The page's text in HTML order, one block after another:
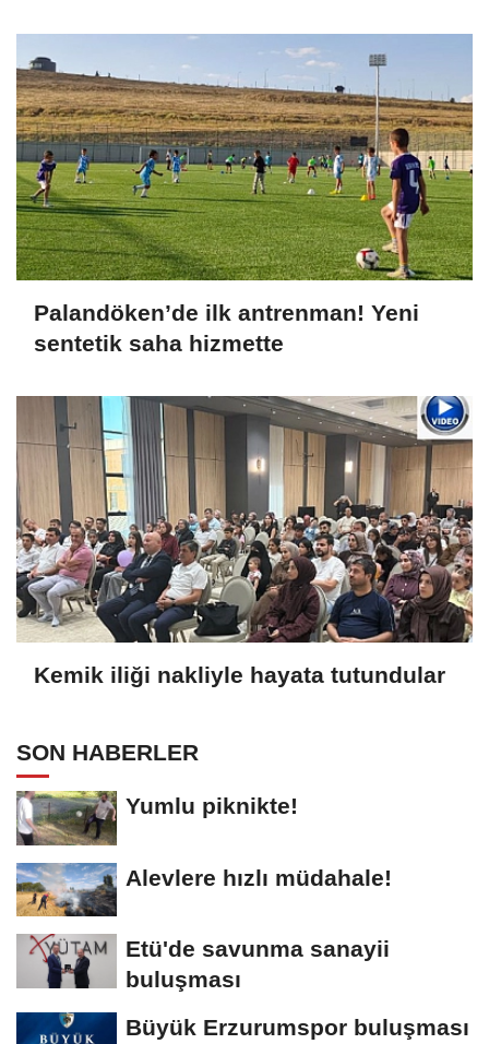
Palandöken’de ilk antrenman! Yeni
sentetik saha hizmette
Kemik iliği nakliyle hayata tutundular
SON HABERLER
Yumlu piknikte!
Alevlere hızlı müdahale!
Etü'de savunma sanayii
buluşması
Büyük Erzurumspor buluşması